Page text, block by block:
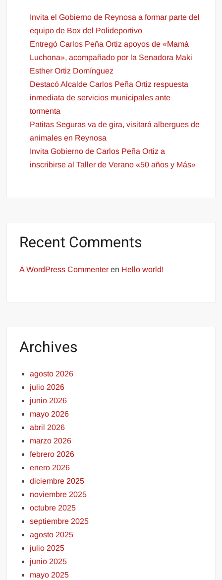
Invita el Gobierno de Reynosa a formar parte del
equipo de Box del Polideportivo
Entregó Carlos Peña Ortiz apoyos de «Mamá
Luchona», acompañado por la Senadora Maki
Esther Ortiz Domínguez
Destacó Alcalde Carlos Peña Ortiz respuesta
inmediata de servicios municipales ante
tormenta
Patitas Seguras va de gira, visitará albergues de
animales en Reynosa
Invita Gobierno de Carlos Peña Ortiz a
inscribirse al Taller de Verano «50 años y Más»
Recent Comments
A WordPress Commenter en Hello world!
Archives
agosto 2026
julio 2026
junio 2026
mayo 2026
abril 2026
marzo 2026
febrero 2026
enero 2026
diciembre 2025
noviembre 2025
octubre 2025
septiembre 2025
agosto 2025
julio 2025
junio 2025
mayo 2025